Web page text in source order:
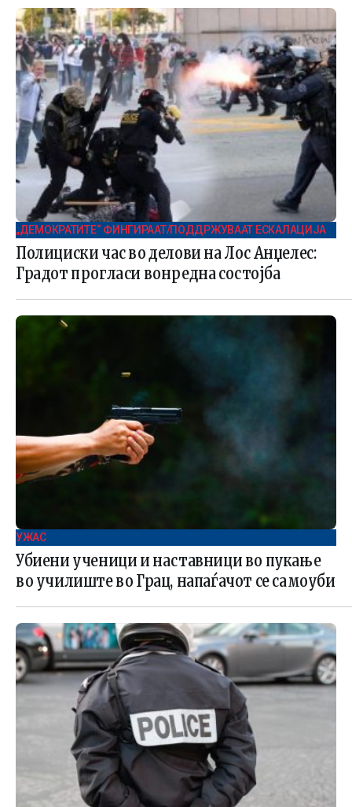
„ДЕМОКРАТИТЕ“ ФИНГИРААТ/ПОДДРЖУВААТ ЕСКАЛАЦИЈА
Полициски час во делови на Лос Анџелес:
Градот прогласи вонредна состојба
УЖАС
Убиени ученици и наставници во пукање
во училиште во Грац, напаѓачот се самоуби